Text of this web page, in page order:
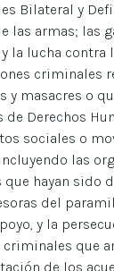
Bilateral y
las armas; las
la lucha contra
criminales
y masacres o
de Derechos
sociales o
las
hayan sido
del
y la
que
de los